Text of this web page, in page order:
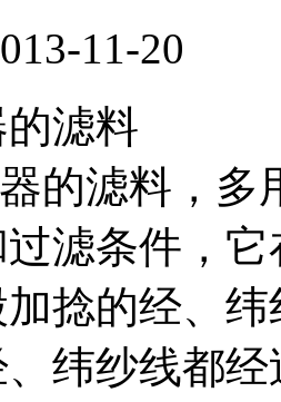
11-20
滤料
的滤料，多
滤条件，
捻的经、
纬纱线都